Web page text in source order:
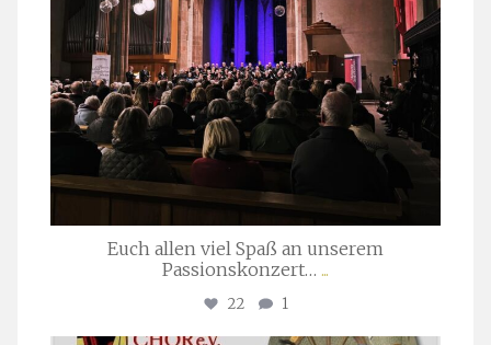
Euch allen viel Spaß an unserem
Passionskonzert… ...
22 1